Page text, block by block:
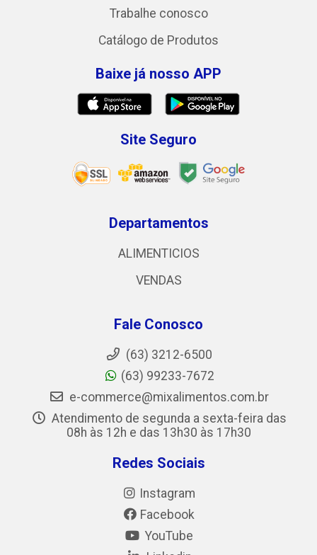
Trabalhe conosco
Catálogo de Produtos
Baixe já nosso APP
Site Seguro
Departamentos
ALIMENTICIOS
VENDAS
Fale Conosco
(63) 3212-6500
(63) 99233-7672
e-commerce@mixalimentos.com.br
Atendimento de segunda a sexta-feira das
08h às 12h e das 13h30 às 17h30
Redes Sociais
Instagram
Facebook
YouTube